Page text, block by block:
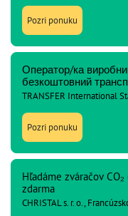
Pozri ponuku
Оператор/ка
безкоштовний
TRANSFER International
Pozri ponuku
Hľadáme zváračov
zdarma
CHRISTAL s. r. o.,